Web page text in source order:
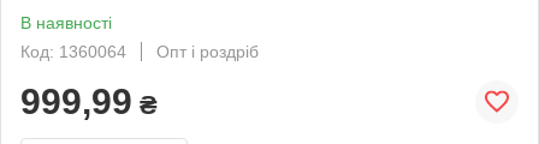
В наявності
Код: 1360064
Опт і роздріб
999,99 ₴